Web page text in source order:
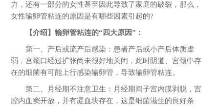
力，还有一部分的女性甚至因此导致了家庭的破裂，那么，
女性输卵管粘连的原因是有哪些因素引起的?
【介绍】输卵管粘连的“四大原因”：
第一、产后或流产后感染：患者产后或小产后体质虚
弱，宫颈口经过扩张尚未很好地关闭，此时阴道、宫颈中存
在的细菌有可能上行感染输卵管，导致输卵管粘连。
第二、月经期不注意卫生：月经期间子宫内膜剥脱，宫
腔内血窦开放，并有凝血块存在，这是细菌滋生的良好条